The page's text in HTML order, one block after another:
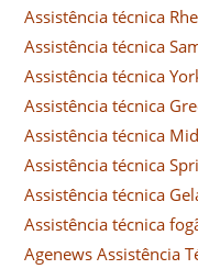
Assistência técnica
Assistência técnica
Assistência técnica
Assistência técnica
Assistência técnica
Assistência técnica
Assistência técnica
Assistência técnica
Agenews Assistência